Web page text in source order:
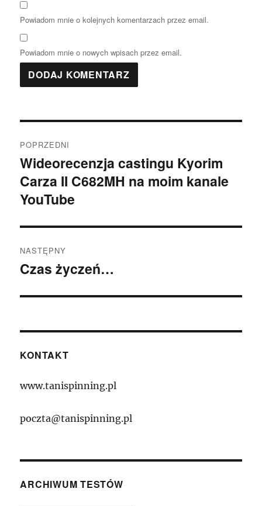
Powiadom mnie o kolejnych komentarzach przez email.
Powiadom mnie o nowych wpisach przez email.
wpisu
POPRZEDNI
Poprzedni
wpis:
Wideorecenzja castingu Kyorim
Carza II C682MH na moim kanale
YouTube
NASTĘPNY
Następny
Czas życzeń…
KONTAKT
www.tanispinning.pl
poczta@tanispinning.pl
ARCHIWUM TESTÓW